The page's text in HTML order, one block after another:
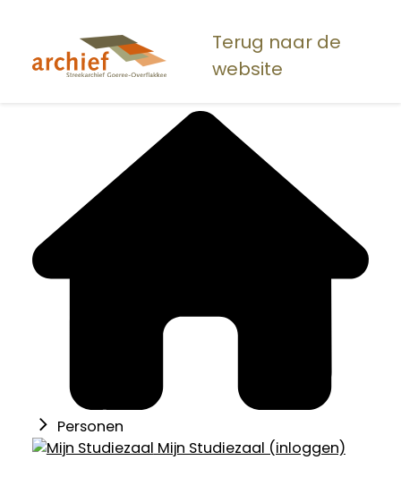
naar
Terug naar de
website
Personen
Mijn Studiezaal (inloggen)